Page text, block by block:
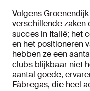
Volgens
verschillende zaken
succes in Italië; het
en het positioneren
hebben ze een
clubs blijkbaar niet
aantal goede,
Fàbregas, die heel